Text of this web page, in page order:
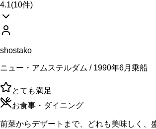
4.1(10件)
shostako
ニュー・アムステルダム / 1990年6月乗船
とても満足
お食事・ダイニング
前菜からデザートまで、どれも美味しく、